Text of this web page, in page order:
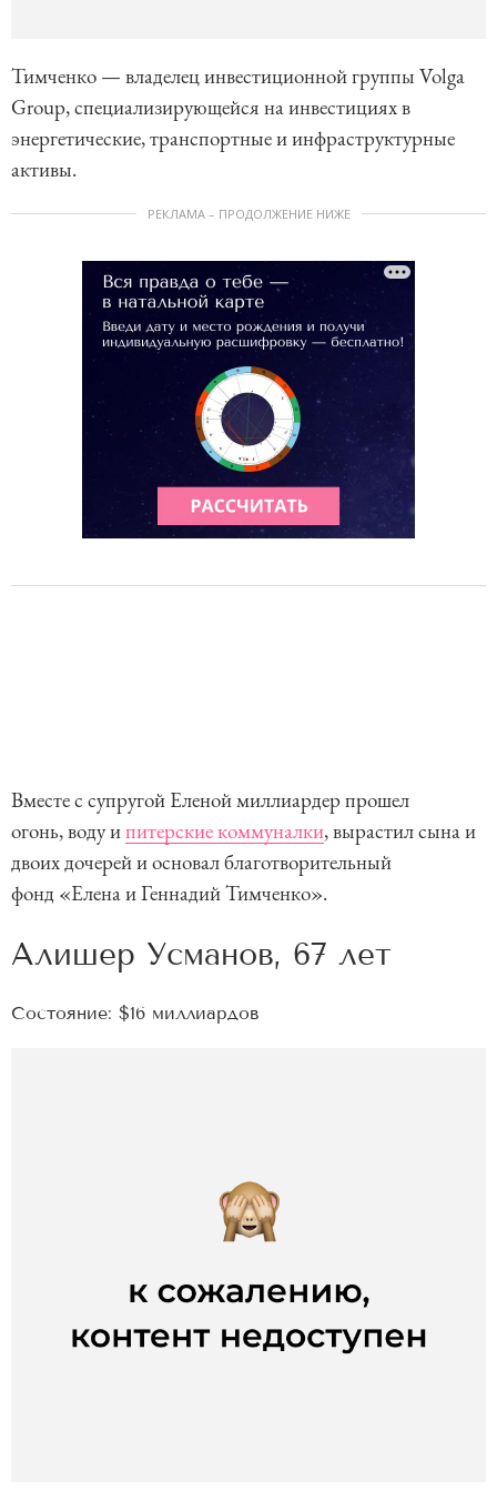
Тимченко — владелец инвестиционной группы Volga
Group, специализирующейся на инвестициях в
энергетические, транспортные и инфраструктурные
активы.
РЕКЛАМА – ПРОДОЛЖЕНИЕ НИЖЕ
Вместе с супругой Еленой миллиардер прошел
огонь, воду ипитерские коммуналки, вырастил сына и
двоих дочерей и основал благотворительный
фонд «Елена и Геннадий Тимченко».
Алишер Усманов, 67 лет
Состояние: $16 миллиардов